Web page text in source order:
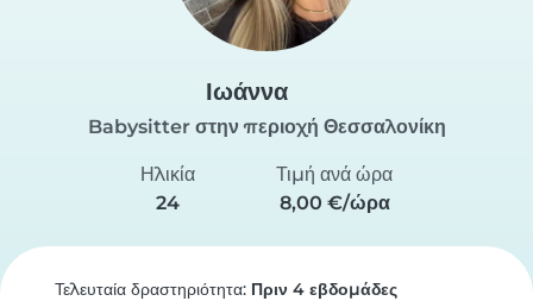
Ιωάννα
Babysitter στην περιοχή Θεσσαλονίκη
Ηλικία
24
Τιμή ανά ώρα
8,00 €/ώρα
Τελευταία δραστηριότητα: Πριν 4 εβδομάδες